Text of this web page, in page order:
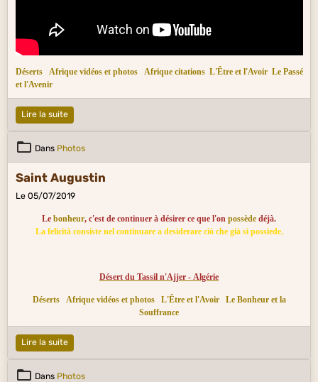
Déserts Afrique vidéos et photos Afrique citations L'Être et l'Avoir Le Passé
et l'Avenir
Lire la suite
Dans Photos
Saint Augustin
Le 05/07/2019
Le bonheur, c'est de continuer à désirer ce que l'on possède déjà.
La felicità consiste nel continuare a desiderare ciò che già si possiede.
Désert du Tassil n'Ajjer - Algérie
Déserts Afrique vidéos et photos L'Être et l'Avoir
Le Bonheur et la
Souffrance
Lire la suite
Dans Photos